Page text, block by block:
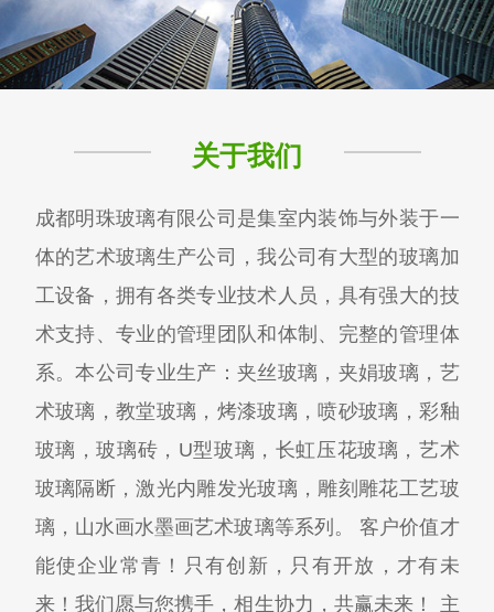
关于我们
成都明珠玻璃有限公司是集室内装饰与外装于一
体的艺术玻璃生产公司，我公司有大型的玻璃加
工设备，拥有各类专业技术人员，具有强大的技
术支持、专业的管理团队和体制、完整的管理体
系。本公司专业生产：夹丝玻璃，夹娟玻璃，艺
术玻璃，教堂玻璃，烤漆玻璃，喷砂玻璃，彩釉
玻璃，玻璃砖，U型玻璃，长虹压花玻璃，艺术
玻璃隔断，激光内雕发光玻璃，雕刻雕花工艺玻
璃，山水画水墨画艺术玻璃等系列。 客户价值才
能使企业常青！只有创新，只有开放，才有未
来！我们愿与您携手，相生协力，共赢未来！ 主